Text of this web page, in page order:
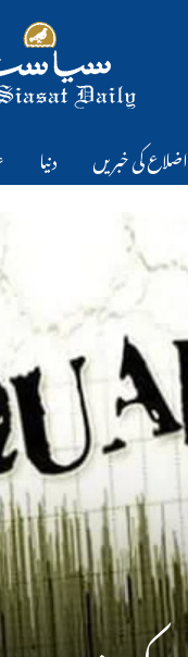
اضلاع کی خبریں دنیا